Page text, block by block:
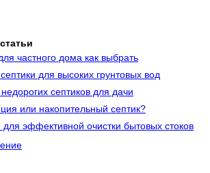
частного дома как выбрать
для высоких грунтовых вод
недорогих септиков для дачи
или накопительный септик?
для эффективной очистки бытовых стоков